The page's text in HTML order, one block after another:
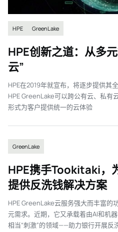
HPE GreenLake
HPE创新之道：从多
云”
HPE在2019年就宣布，将逐步提供其
HPE GreenLake可以跨公有云、私有
形式为客户提供统一的云体验
GreenLake
HPE携手Tookitaki，
提供反洗钱解决方案
HPE GreenLake云服务强大而丰富的
元需求。近期，它又承载着由AI和机
相当“刺激”的领域——助力银行开展反